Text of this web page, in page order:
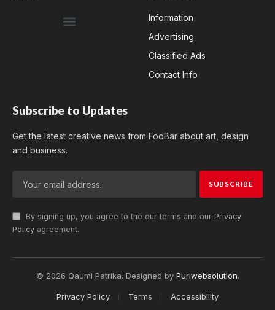
Information
Advertising
Classified Ads
Contact Info
Subscribe to Updates
Get the latest creative news from FooBar about art, design
and business.
By signing up, you agree to the our terms and our Privacy
Policy agreement.
© 2026 Qaumi Patrika. Designed by Puriwebsolution.
Privacy Policy Terms Accessibility